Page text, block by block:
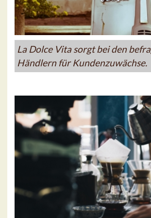
La Dolce Vita sorgt bei den
Händlern für Kundenzuwächse.